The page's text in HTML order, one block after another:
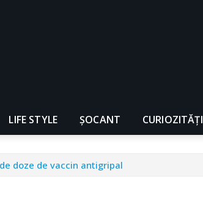
LIFE STYLE ȘOCANT CURIOZITĂȚI
doze de vaccin antigripal